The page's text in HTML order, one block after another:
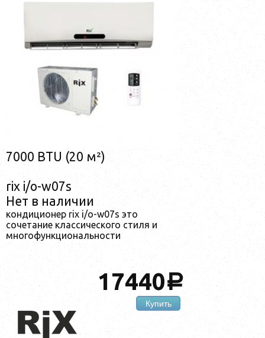
7000 BTU (20 м²)
rix i/o-w07s
Нет в наличии
кондиционер rix i/o-w07s это
сочетание классического стиля и
многофункциональности
17440a
Купить